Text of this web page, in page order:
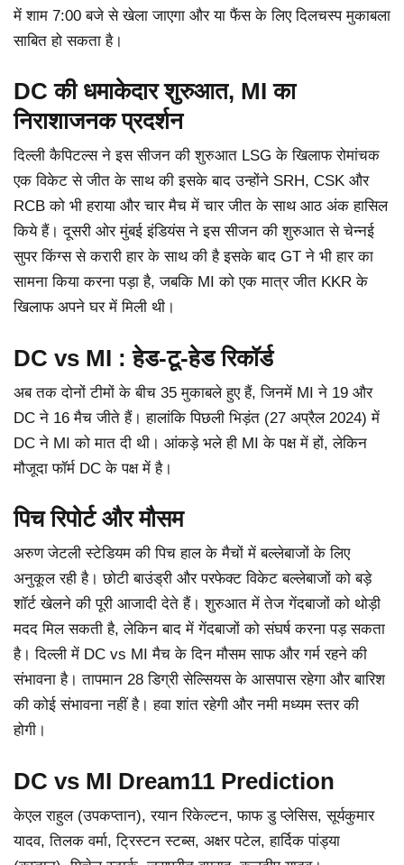
में शाम 7:00 बजे से खेला जाएगा और या फैंस के लिए दिलचस्प मुकाबला
साबित हो सकता है।
DC की धमाकेदार शुरुआत, MI का
निराशाजनक प्रदर्शन
दिल्ली कैपिटल्स ने इस सीजन की शुरुआत LSG के खिलाफ रोमांचक
एक विकेट से जीत के साथ की इसके बाद उन्होंने SRH, CSK और
RCB को भी हराया और चार मैच में चार जीत के साथ आठ अंक हासिल
किये हैं। दूसरी ओर मुंबई इंडियंस ने इस सीजन की शुरुआत से चेन्नई
सुपर किंग्स से करारी हार के साथ की है इसके बाद GT ने भी हार का
सामना किया करना पड़ा है, जबकि MI को एक मात्र जीत KKR के
खिलाफ अपने घर में मिली थी।
DC vs MI : हेड-टू-हेड रिकॉर्ड
अब तक दोनों टीमों के बीच 35 मुकाबले हुए हैं, जिनमें MI ने 19 और
DC ने 16 मैच जीते हैं। हालांकि पिछली भिड़ंत (27 अप्रैल 2024) में
DC ने MI को मात दी थी। आंकड़े भले ही MI के पक्ष में हों, लेकिन
मौजूदा फॉर्म DC के पक्ष में है।
पिच रिपोर्ट और मौसम
अरुण जेटली स्टेडियम की पिच हाल के मैचों में बल्लेबाजों के लिए
अनुकूल रही है। छोटी बाउंड्री और परफेक्ट विकेट बल्लेबाजों को बड़े
शॉर्ट खेलने की पूरी आजादी देते हैं। शुरुआत में तेज गेंदबाजों को थोड़ी
मदद मिल सकती है, लेकिन बाद में गेंदबाजों को संघर्ष करना पड़ सकता
है। दिल्ली में DC vs MI मैच के दिन मौसम साफ और गर्म रहने की
संभावना है। तापमान 28 डिग्री सेल्सियस के आसपास रहेगा और बारिश
की कोई संभावना नहीं है। हवा शांत रहेगी और नमी मध्यम स्तर की
होगी।
DC vs MI Dream11 Prediction
केएल राहुल (उपकप्तान), रयान रिकेल्टन, फाफ डु प्लेसिस, सूर्यकुमार
यादव, तिलक वर्मा, ट्रिस्टन स्टब्स, अक्षर पटेल, हार्दिक पांड्या